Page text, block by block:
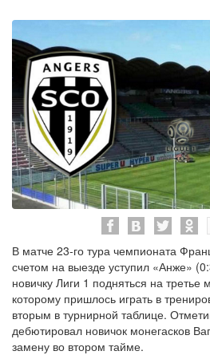
В матче 23-го тура чемпионата
счетом на выезде уступил «Анже»
новичку Лиги 1 подняться на третье
которому пришлось играть в
вторым в турнирной таблице.
дебютировал новичок монегасков
замену во втором тайме.